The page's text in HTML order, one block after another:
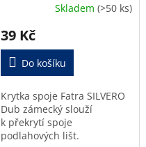
Skladem(>50 ks)
39 Kč
Do košíku
Krytka spoje Fatra SILVERO
Dub zámecký slouží
k překrytí spoje
podlahových lišt.